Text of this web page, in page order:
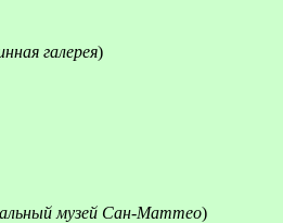
галерея)
музей Сан-Маттео)